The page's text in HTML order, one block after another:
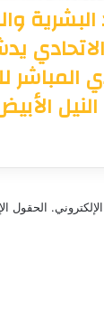
البشرية
المباشر
الحقول